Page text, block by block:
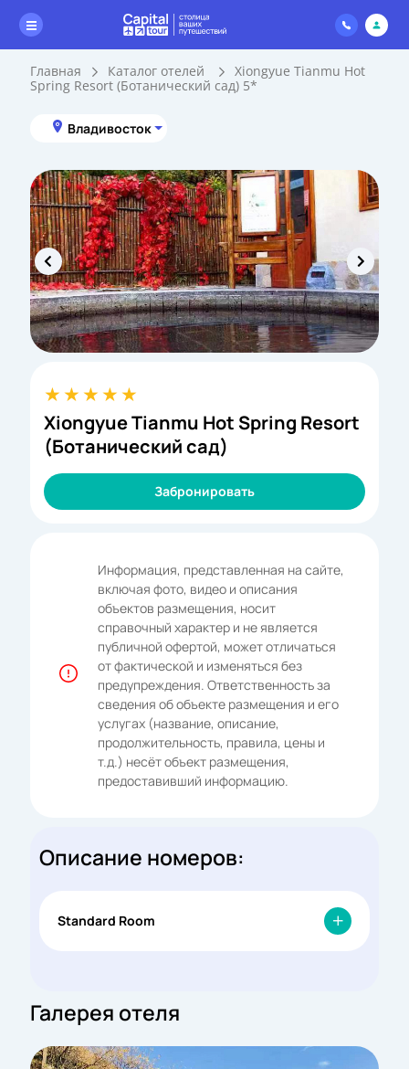
Главная Каталог отелей
Xiongyue Tianmu Hot
Spring Resort (Ботанический сад) 5*
Владивосток
Xiongyue Tianmu Hot Spring Resort
(Ботанический сад)
Забронировать
Информация, представленная на сайте,
включая фото, видео и описания
объектов размещения, носит
справочный характер и не является
публичной офертой, может отличаться
от фактической и изменяться без
предупреждения. Ответственность за
сведения об объекте размещения и его
услугах (название, описание,
продолжительность, правила, цены и
т.д.) несёт объект размещения,
предоставивший информацию.
Описание номеров:
Standard Room
Галерея отеля